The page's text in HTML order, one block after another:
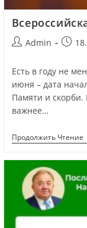
Admin
Есть в году не
июня – дата
Памяти и
важнее…
Продолжить Чтение